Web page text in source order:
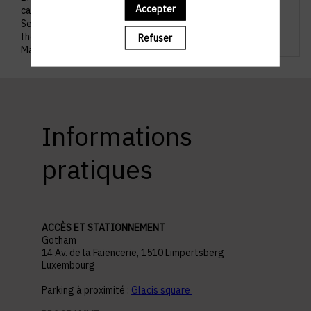
catégories : Institutionnel, Retail & Hospitality,
Services, Place Financière, et Brand Manager of
the Year. Une soirée festive réservée aux Brand
Managers avec de nombreux échanges !
Informations
pratiques
ACCÈS ET STATIONNEMENT
Gotham
14 Av. de la Faiencerie, 1510 Limpertsberg
Luxembourg
Parking à proximité : Glacis square
Accepter
Refuser